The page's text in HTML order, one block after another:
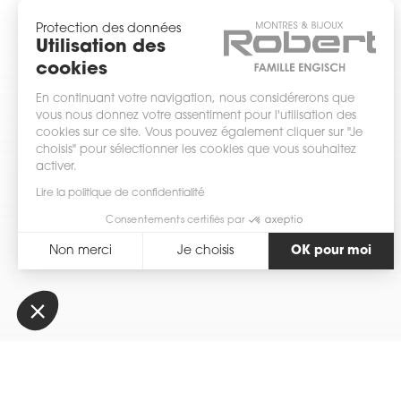
Protection des données
Utilisation des
cookies
En continuant votre navigation, nous considérerons que
vous nous donnez votre assentiment pour l'utilisation des
cookies sur ce site. Vous pouvez également cliquer sur "Je
choisis" pour sélectionner les cookies que vous souhaitez
activer.
Lire la politique de confidentialité
Consentements certifiés par
Non merci Je choisis OK pour moi
Plateforme de Gestion du Consentement : Personnalisez vos
Notre plateforme vous permet d'adapter et de gérer vos